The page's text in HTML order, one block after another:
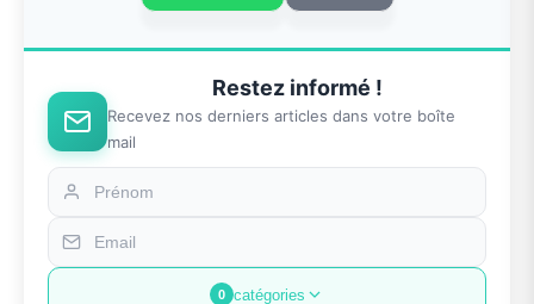
Restez informé !
Recevez nos derniers articles dans votre boîte
mail
0 catégories